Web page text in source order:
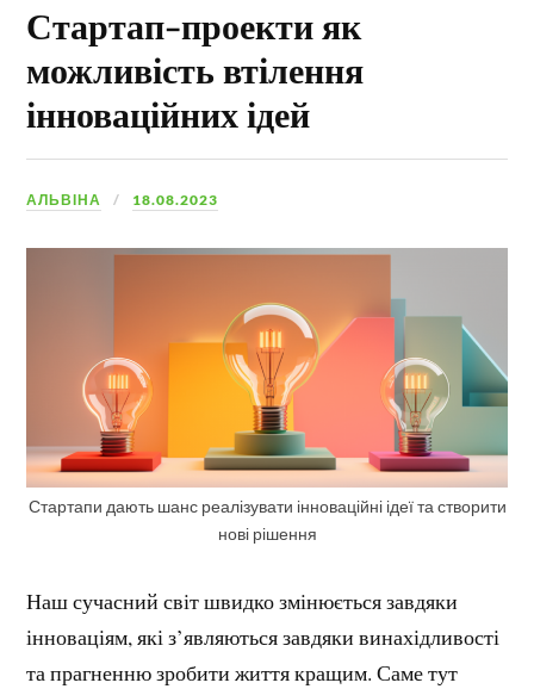
Стартап-проекти як
можливість втілення
інноваційних ідей
АЛЬВІНА 18.08.2023
Стартапи дають шанс реалізувати інноваційні ідеї та створити
нові рішення
Наш сучасний світ швидко змінюється завдяки
інноваціям, які з’являються завдяки винахідливості
та прагненню зробити життя кращим. Саме тут